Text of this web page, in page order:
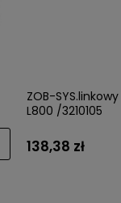
ZOB-
L800 /3210105
138,38 zł